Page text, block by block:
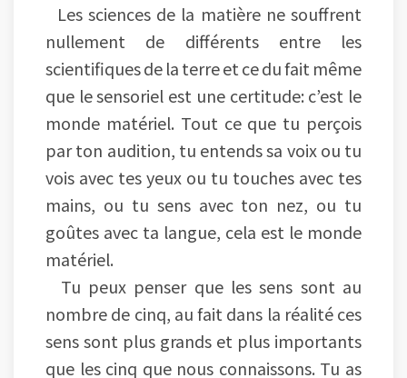
Les sciences de la matière ne souffrent
nullement de différents entre les
scientifiques de la terre et ce du fait même
que le sensoriel est une certitude: c’est le
monde matériel. Tout ce que tu perçois
par ton audition, tu entends sa voix ou tu
vois avec tes yeux ou tu touches avec tes
mains, ou tu sens avec ton nez, ou tu
goûtes avec ta langue, cela est le monde
matériel.
Tu peux penser que les sens sont au
nombre de cinq, au fait dans la réalité ces
sens sont plus grands et plus importants
que les cinq que nous connaissons. Tu as